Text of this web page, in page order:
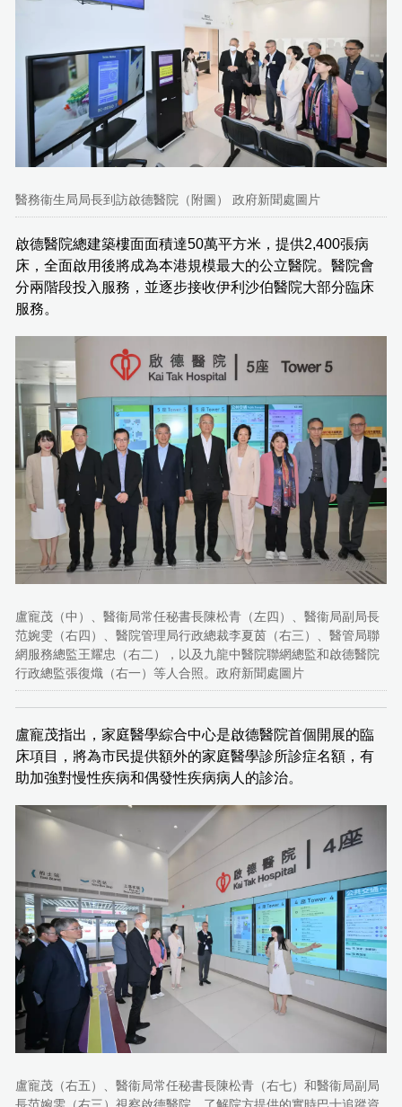
醫務衞生局局長到訪啟德醫院（附圖） 政府新聞處圖片
啟德醫院總建築樓面面積達50萬平方米，提供2,400張病
床，全面啟用後將成為本港規模最大的公立醫院。醫院會
分兩階段投入服務，並逐步接收伊利沙伯醫院大部分臨床
服務。
盧寵茂（中）、醫衞局常任秘書長陳松青（左四）、醫衞局副局長
范婉雯（右四）、醫院管理局行政總裁李夏茵（右三）、醫管局聯
網服務總監王耀忠（右二），以及九龍中醫院聯網總監和啟德醫院
行政總監張復熾（右一）等人合照。政府新聞處圖片
盧寵茂指出，家庭醫學綜合中心是啟德醫院首個開展的臨
床項目，將為市民提供額外的家庭醫學診所診症名額，有
助加強對慢性疾病和偶發性疾病病人的診治。
盧寵茂（右五）、醫衞局常任秘書長陳松青（右七）和醫衞局副局